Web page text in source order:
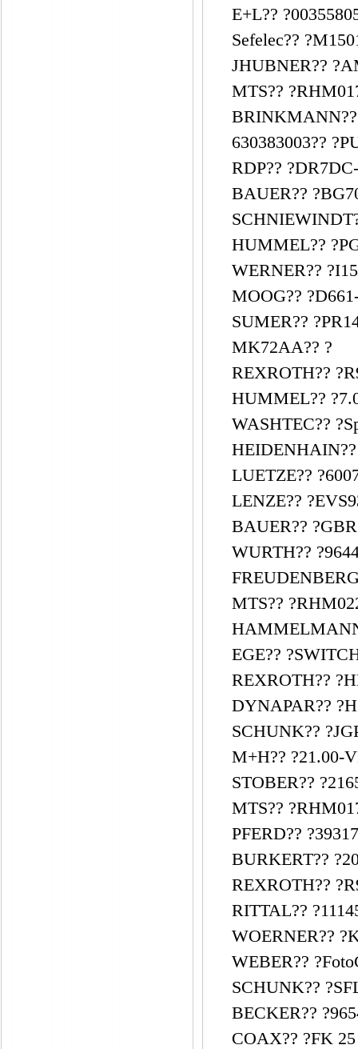
E+L??
Sefelec??
JHUBNER??
MTS??
BRINKMANN??
630383003??
RDP??
BAUER??
HUMMEL??
WERNER??
MOOG??
SUMER??
MK72AA?? ?
REXROTH??
HUMMEL??
WASHTEC??
LUETZE??
LENZE??
BAUER??
WURTH??
MTS??
EGE??
REXROTH??
DYNAPAR??
SCHUNK??
M+H?? ?21.00-
STOBER??
MTS??
PFERD??
BURKERT??
REXROTH??
RITTAL??
WOERNER??
WEBER??
SCHUNK??
BECKER??
COAX?? ?FK